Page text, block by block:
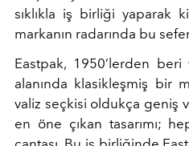
sıklıkla iş birliği yaparak
markanın radarında bu
Eastpak, 1950’lerden beri
alanında klasikleşmiş bir
valiz seçkisi oldukça geniş
en öne çıkan tasarımı;